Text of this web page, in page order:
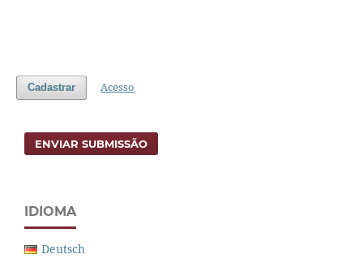
Cadastrar Acesso
ENVIAR SUBMISSÃO
IDIOMA
Deutsch